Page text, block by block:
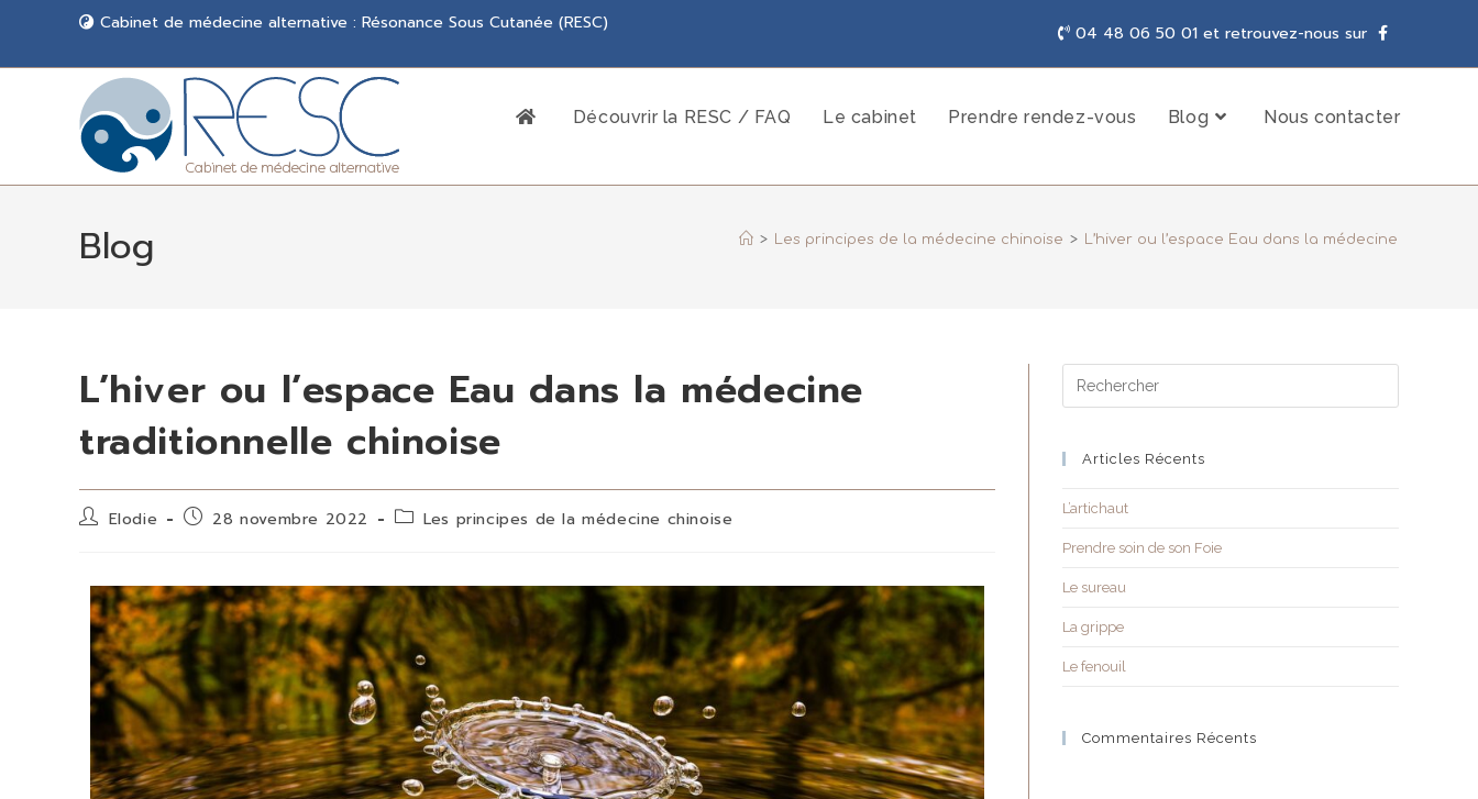
Cabinet de médecine alternative : Résonance Sous Cutanée (RESC) 04 48 06 50 01 et retrouvez-nous sur
Découvrir la RESC / FAQ Le cabinet Prendre rendez-vous Blog Nous contacter
Blog > Les principes de la médecine chinoise > L’hiver ou l’espace Eau dans la médecine
L’hiver ou l’espace Eau dans la médecine
traditionnelle chinoise
Elodie 28 novembre 2022 Les principes de la médecine chinoise
Articles Récents
L’artichaut
Prendre soin de son Foie
Le sureau
La grippe
Le fenouil
Commentaires Récents